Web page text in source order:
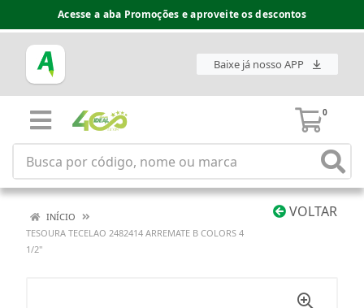
Acesse a aba Promoções e aproveite os descontos
Baixe já nosso APP
0
VOLTAR
INÍCIO
TESOURA TECELAO 2482414 ARREMATE B COLORS 4
1/2''